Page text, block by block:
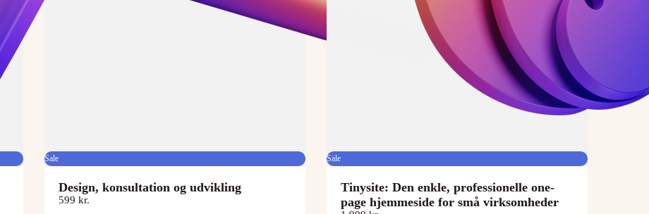
Sale
Design, konsultation og udvikling
599 kr.
Sale
Tinysite: Den enkle, professionelle one-
page hjemmeside for små virksomheder